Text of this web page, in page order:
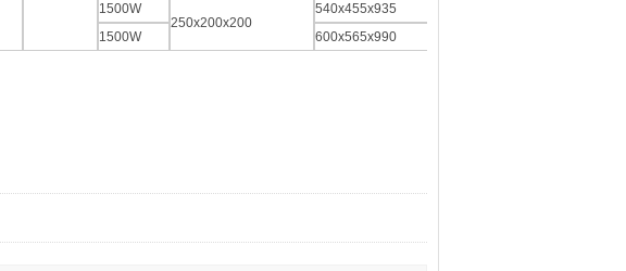
1500W
250x200x200
540x455x935
1500W 600x565x990